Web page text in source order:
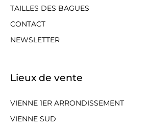
TAILLES DES BAGUES
CONTACT
NEWSLETTER
Lieux de vente
VIENNE 1ER ARRONDISSEMENT
VIENNE SUD